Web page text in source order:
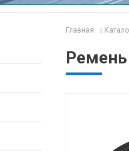
Главная
Ремень